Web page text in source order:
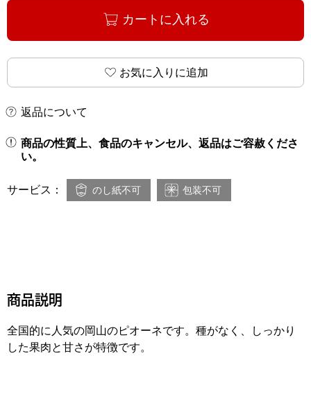
カートに入れる
お気に入りに追加
返品について
商品の性質上、食品のキャンセル、返品はご容赦くださ
い。
サービス： のし紙不可 包装不可
商品説明
全国的に人気の岡山のピオーネです。種がなく、しっかり
した果肉と甘さが特徴です。